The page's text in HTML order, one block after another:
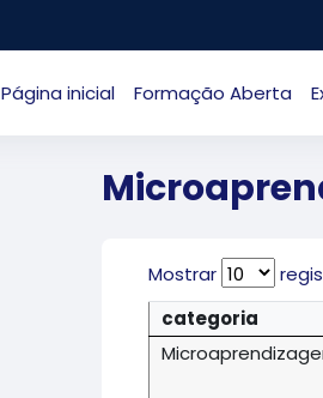
Página inicial Formação Aberta
Mostrar
categoria